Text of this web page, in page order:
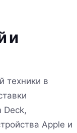
и
техники в
Deck,
Apple и